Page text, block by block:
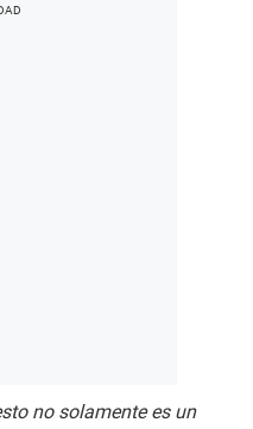
no solamente es un